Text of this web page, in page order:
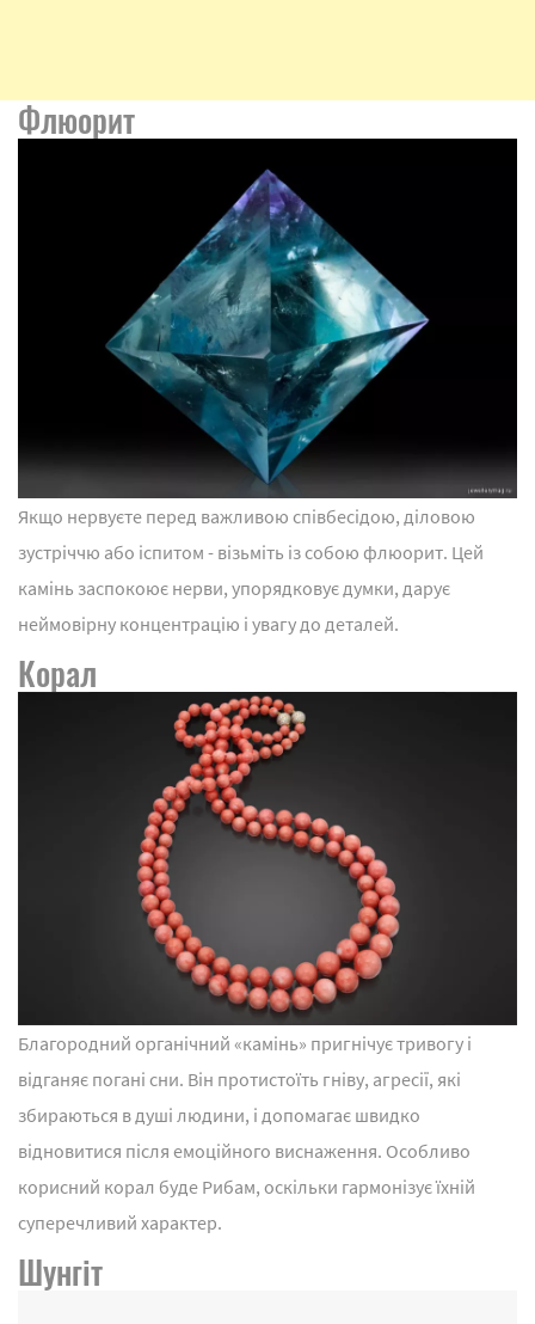
Флюорит
Якщо нервуєте перед важливою співбесідою, діловою
зустріччю або іспитом - візьміть із собою флюорит. Цей
камінь заспокоює нерви, упорядковує думки, дарує
неймовірну концентрацію і увагу до деталей.
Корал
Благородний органічний «камінь» пригнічує тривогу і
відганяє погані сни. Він протистоїть гніву, агресії, які
збираються в душі людини, і допомагає швидко
відновитися після емоційного виснаження. Особливо
корисний корал буде Рибам, оскільки гармонізує їхній
суперечливий характер.
Шунгіт